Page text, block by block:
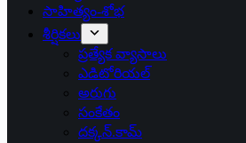
సాహిత్యం-శోభ
శీర్షికలు
ప్రత్యేక వ్యాసాలు
ఎడిటోరియల్
అరుగు
సంకేతం
దక్కన్.కామ్